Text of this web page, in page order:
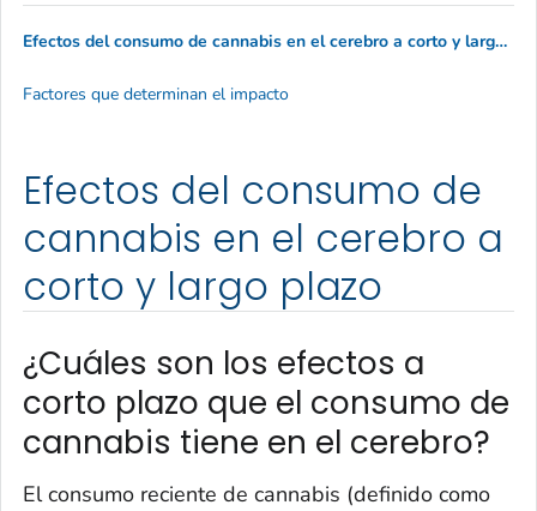
Efectos del consumo de
cannabis en el cerebro a
corto y largo plazo
¿Cuáles son los efectos a
corto plazo que el consumo de
cannabis tiene en el cerebro?
El consumo reciente de cannabis (definido como
Efectos del consumo de cannabis en el cerebro a corto y largo plazo
Factores que determinan el impacto